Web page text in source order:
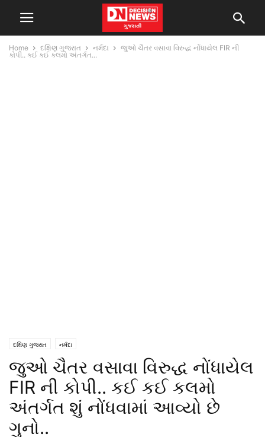
Home દક્ષિણ ગુજરાત નર્મદા
જુઓ ચૈતર વસાવા વિરુદ્ધ નોંધાયેલ FIR ની
કોપી.. કઈ કઈ કલમો અંતર્ગત...
દક્ષિણ ગુજરાત નર્મદા
જુઓ ચૈતર વસાવા વિરુદ્ધ નોંધાયેલ
FIR ની કોપી.. કઈ કઈ કલમો
અંતર્ગત શું નોંધવામાં આવ્યો છે
ગુનો..